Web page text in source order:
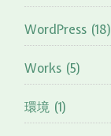
WordPress (18)
Works (5)
環境 (1)